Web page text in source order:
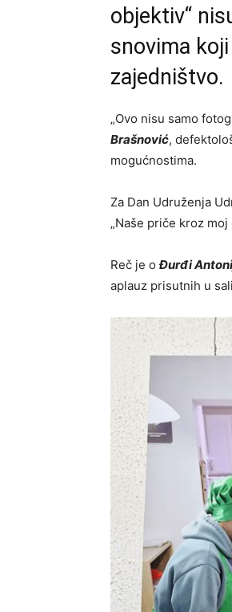
objektiv“
snovima
zajedništvo.
„Ovo nisu samo
Brašnović,
mogućnostima.
Za Dan Udruženja
„Naše priče kroz
Reč je oĐurđi
aplauz prisutnih u